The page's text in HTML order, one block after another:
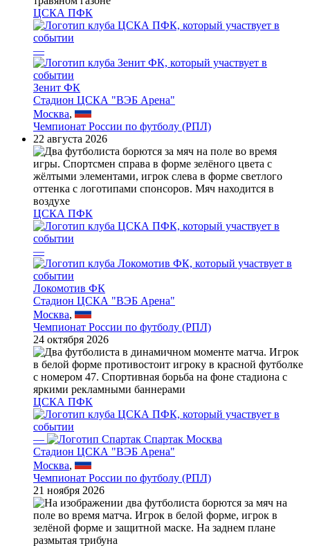
ЦСКА ПФК
—
Зенит ФК
Стадион ЦСКА "ВЭБ Арена"
Москва,
Чемпионат России по футболу (РПЛ)
22 августа 2026
ЦСКА ПФК
—
Локомотив ФК
Стадион ЦСКА "ВЭБ Арена"
Москва,
Чемпионат России по футболу (РПЛ)
24 октября 2026
ЦСКА ПФК
—
Спартак Москва
Стадион ЦСКА "ВЭБ Арена"
Москва,
Чемпионат России по футболу (РПЛ)
21 ноября 2026